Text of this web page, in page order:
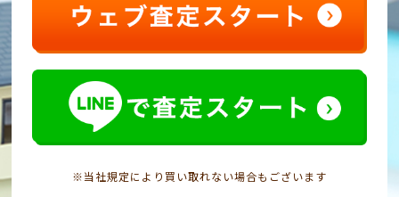
※当社規定により買い取れない場合もございます